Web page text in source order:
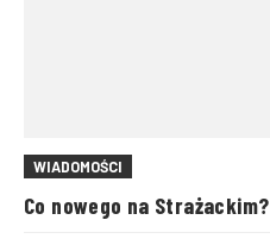
WIADOMOŚCI
Co nowego na Strażackim?